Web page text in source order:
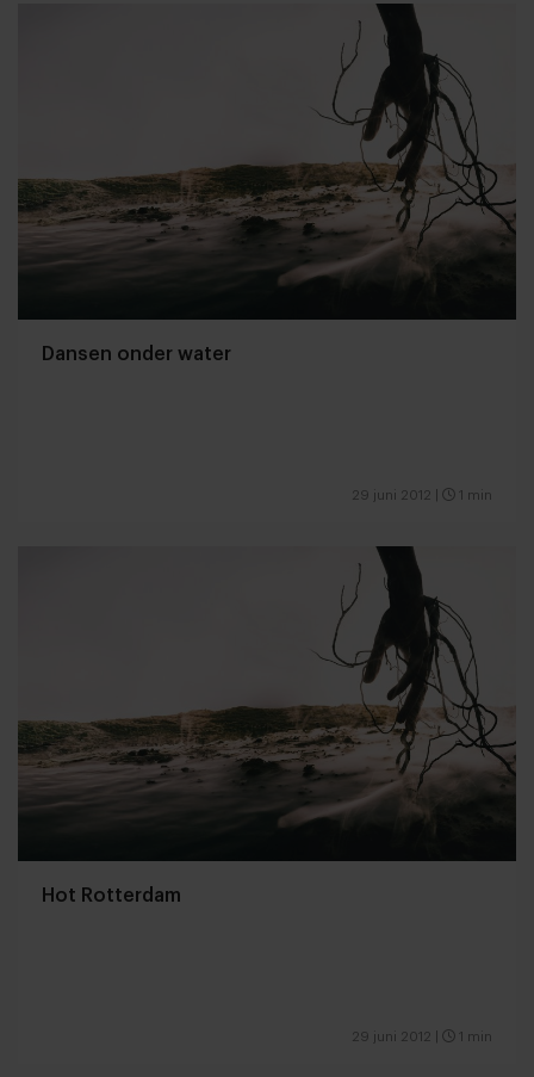
Dansen onder water
29 juni 2012 1 min
Hot Rotterdam
29 juni 2012 1 min